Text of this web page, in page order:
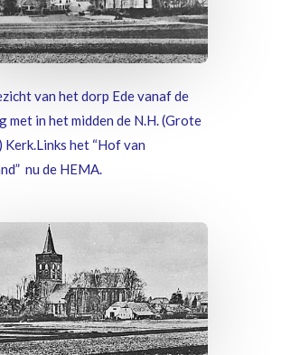
van het dorp Ede vanaf de
met in het midden de N.H. (Grote
Kerk.Links het “Hof van
nu de HEMA.